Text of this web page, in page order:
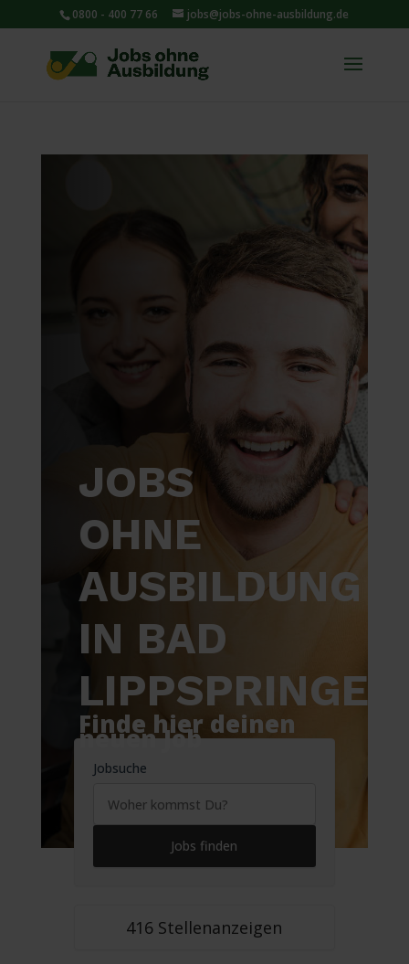
0800 - 400 77 66 jobs@jobs-ohne-ausbildung.de
JOBS
OHNE
AUSBILDUNG
IN BAD
LIPPSPRINGE
Finde hier deinen
neuen Job
Jobsuche
416 Stellenanzeigen